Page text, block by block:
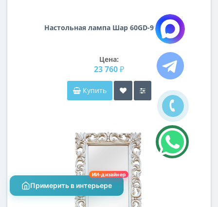
Настольная лампа Шар 60GD-9137T1
Цена:
23 760 ₽
Купить
Примерить в интерьере
ИИ-дизайнер